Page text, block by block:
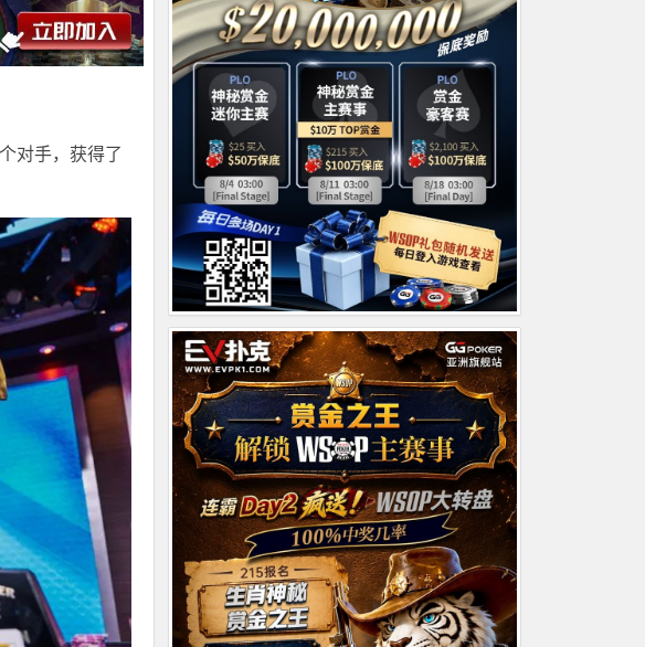
对手，获得了